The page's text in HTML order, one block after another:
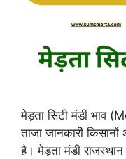
मेड़ता सिटी मंडी भाव
ताजा जानकारी किसानों
है। मेड़ता मंडी